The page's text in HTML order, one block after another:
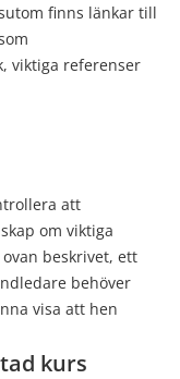
finns länkar till
viktiga referenser
att
om viktiga
beskrivet, ett
behöver
visa att hen
kurs